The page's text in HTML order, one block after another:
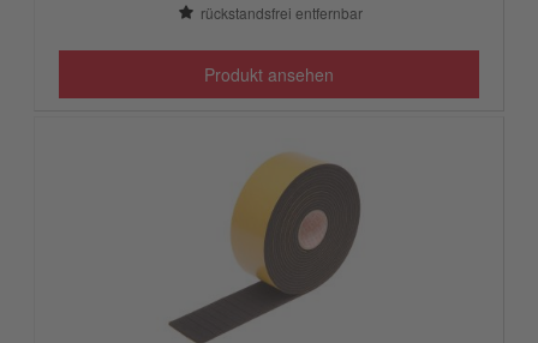
rückstandsfrei entfernbar
Produkt ansehen